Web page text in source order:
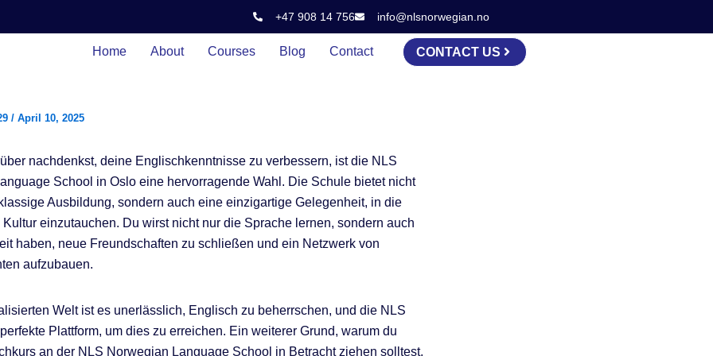
+47 908 14 756 info@nlsnorwegian.no
Home About Courses Blog Contact CONTACT US
/ April 10, 2025
nachdenkst, deine Englischkenntnisse zu verbessern, ist die NLS
School in Oslo eine hervorragende Wahl. Die Schule bietet nicht
Ausbildung, sondern auch eine einzigartige Gelegenheit, in die
einzutauchen. Du wirst nicht nur die Sprache lernen, sondern auch
haben, neue Freundschaften zu schließen und ein Netzwerk von
aufzubauen.
Welt ist es unerlässlich, Englisch zu beherrschen, und die NLS
Plattform, um dies zu erreichen. Ein weiterer Grund, warum du
an der NLS Norwegian Language School in Betracht ziehen solltest,